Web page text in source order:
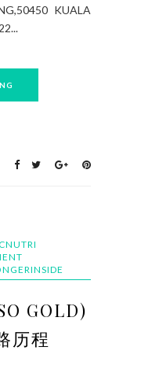
技术用于镭射美
行后续治疗和修
尝试对吗？只要
就可以以优惠价
KUALA